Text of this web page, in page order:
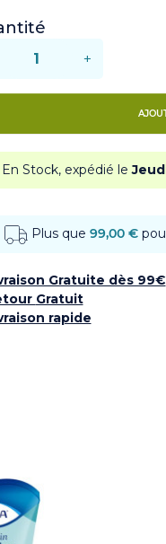
+
En Stock, expédié le
Plus que 99,00 €
Gratuite dès 99€
Gratuit
rapide